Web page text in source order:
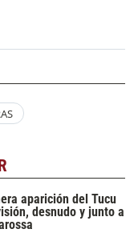
aparición del Tucu
desnudo y junto a